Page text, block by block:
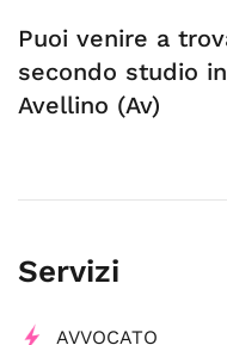
Puoi venire a
secondo studio
Avellino (Av)
Servizi
AVVOCATO